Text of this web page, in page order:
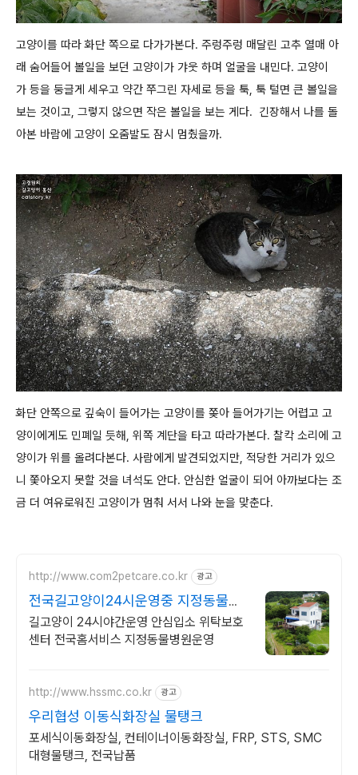
고양이를 따라 화단 쪽으로 다가가본다. 주렁주렁 매달린 고추 열매 아
래 숨어들어 볼일을 보던 고양이가 갸웃 하며 얼굴을 내민다. 고양이
가 등을 둥글게 세우고 약간 쭈그린 자세로 등을 툭, 툭 털면 큰 볼일을
보는 것이고, 그렇지 않으면 작은 볼일을 보는 게다. 긴장해서 나를 돌
아본 바람에 고양이 오줌발도 잠시 멈췄을까.
화단 안쪽으로 깊숙이 들어가는 고양이를 쫒아 들어가기는 어렵고 고
양이에게도 민폐일 듯해, 위쪽 계단을 타고 따라가본다. 찰칵 소리에 고
양이가 위를 올려다본다. 사람에게 발견되었지만, 적당한 거리가 있으
니 쫓아오지 못할 것을 녀석도 안다. 안심한 얼굴이 되어 아까보다는 조
금 더 여유로워진 고양이가 멈춰 서서 나와 눈을 맞춘다.
http://www.com2petcare.co.kr 광고
전국길고양이24시운영중 지정동물병
원운영 기초검사무료
길고양이 24시야간운영 안심입소 위탁보호
센터 전국홈서비스 지정동물병원운영
http://www.hssmc.co.kr 광고
우리협성 이동식화장실 물탱크
포세식이동화장실, 컨테이너이동화장실, FRP, STS, SMC
대형물탱크, 전국납품